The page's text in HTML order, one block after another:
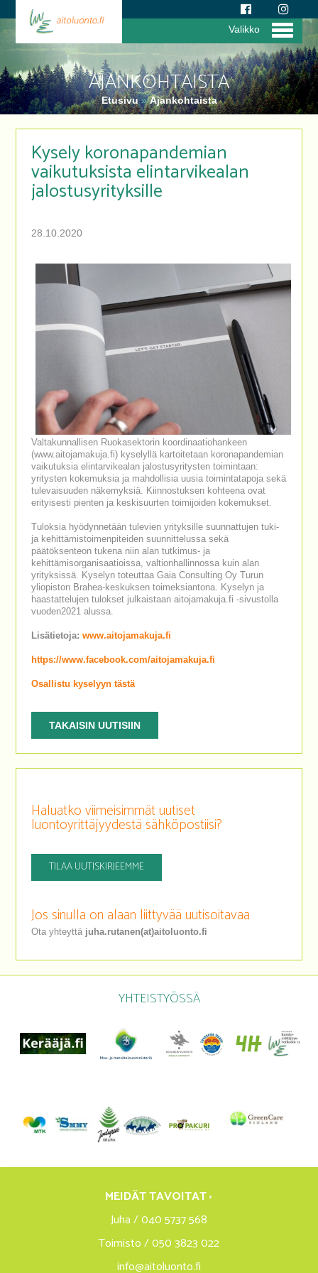
AJANKOHTAISTA
Etusivu»Ajankohtaista
Valikko
Kysely koronapandemian
vaikutuksista elintarvikealan
jalostusyrityksille
28.10.2020
Valtakunnallisen Ruokasektorin koordinaatiohankeen
(www.aitojamakuja.fi) kyselyllä kartoitetaan koronapandemian
vaikutuksia elintarvikealan jalostusyritysten toimintaan:
yritysten kokemuksia ja mahdollisia uusia toimintatapoja sekä
tulevaisuuden näkemyksiä. Kiinnostuksen kohteena ovat
erityisesti pienten ja keskisuurten toimijoiden kokemukset.
Tuloksia hyödynnetään tulevien yrityksille suunnattujen tuki-
ja kehittämistoimenpiteiden suunnittelussa sekä
päätöksenteon tukena niin alan tutkimus- ja
kehittämisorganisaatioissa, valtionhallinnossa kuin alan
yrityksissä. Kyselyn toteuttaa Gaia Consulting Oy Turun
yliopiston Brahea-keskuksen toimeksiantona. Kyselyn ja
haastattelujen tulokset julkaistaan aitojamakuja.fi -sivustolla
vuoden2021 alussa.
Lisätietoja: www.aitojamakuja.fi
https://www.facebook.com/aitojamakuja.fi
Osallistu kyselyyn tästä
TAKAISIN UUTISIIN
Haluatko viimeisimmät uutiset
luontoyrittäjyydestä sähköpostiisi?
TILAA UUTISKIRJEEMME
Jos sinulla on alaan liittyvää uutisoitavaa
Ota yhteyttä juha.rutanen(at)aitoluonto.fi
YHTEISTYÖSSÄ
MEIDÄT TAVOITAT ›
Juha / 040 5737 568
Toimisto / 050 3823 022
info@aitoluonto.fi